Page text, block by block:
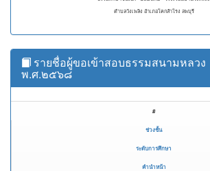
ตำบลวังเพลิง อำเภอโคกสำโรง ลพบุรี
รายชื่อผู้ขอเข้าสอบธรรมสนามหลวง
พ.ศ.๒๕๖๘
#
ช่วงชั้น
ระดับการศึกษา
คำนำหน้า